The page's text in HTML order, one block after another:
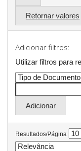
Retornar valores
Adicionar filtros:
Utilizar filtros para
Resultados/Página